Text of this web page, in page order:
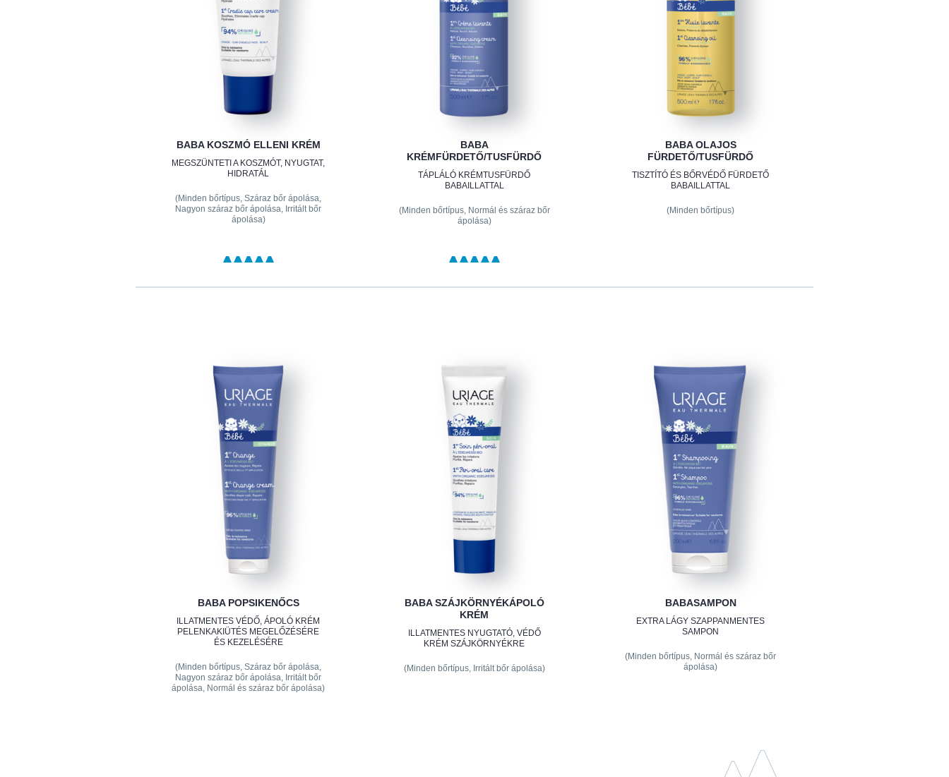
BABA KOSZMÓ ELLENI KRÉM
MEGSZÜNTETI A KOSZMÓT, NYUGTAT,
HIDRATÁL
(Minden bőrtípus, Száraz bőr ápolása,
Nagyon száraz bőr ápolása, Irritált bőr
ápolása)
BABA
KRÉMFÜRDETŐ/TUSFÜRDŐ
TÁPLÁLÓ KRÉMTUSFÜRDŐ
BABAILLATTAL
(Minden bőrtípus, Normál és száraz bőr
ápolása)
BABA OLAJOS
FÜRDETŐ/TUSFÜRDŐ
TISZTÍTÓ ÉS BŐRVÉDŐ FÜRDETŐ
BABAILLATTAL
(Minden bőrtípus)
BABA POPSIKENŐCS
ILLATMENTES VÉDŐ, ÁPOLÓ KRÉM
PELENKAKIÜTÉS MEGELŐZÉSÉRE
ÉS KEZELÉSÉRE
(Minden bőrtípus, Száraz bőr ápolása,
Nagyon száraz bőr ápolása, Irritált bőr
ápolása, Normál és száraz bőr ápolása)
BABA SZÁJKÖRNYÉKÁPOLÓ
KRÉM
ILLATMENTES NYUGTATÓ, VÉDŐ
KRÉM SZÁJKÖRNYÉKRE
(Minden bőrtípus, Irritált bőr ápolása)
BABASAMPON
EXTRA LÁGY SZAPPANMENTES
SAMPON
(Minden bőrtípus, Normál és száraz bőr
ápolása)